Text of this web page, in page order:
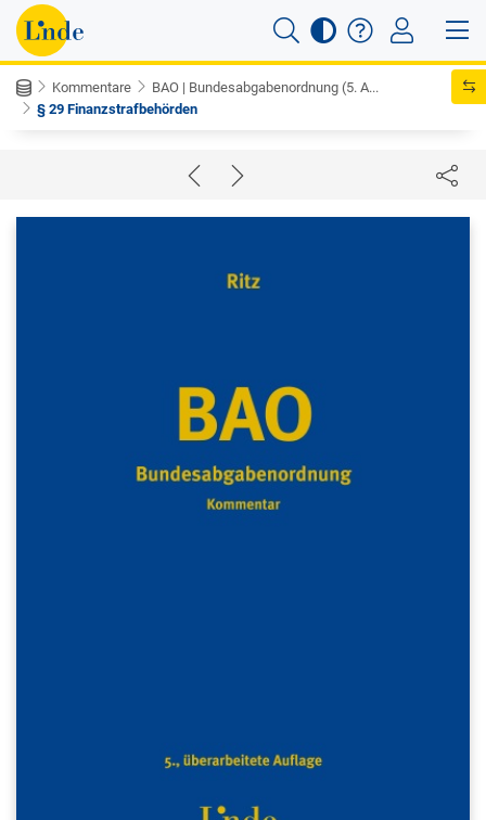
Kommentare
BAO | Bundesabgabenordnung (5. A...
§ 29 Finanzstrafbehörden